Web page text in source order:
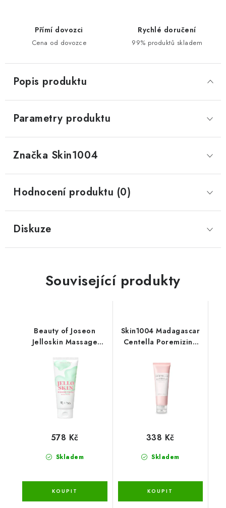
Přímí dovozci
Cena od dovozce
Rychlé doručení
99% produktů skladem
Popis produktu
Parametry produktu
Značka Skin1004
Hodnocení produktu (0)
Diskuze
Související produkty
Beauty of Joseon
Jelloskin Massage
200ml
Skladem
578 Kč
Skin1004 Madagascar
Centella Poremizing
125ml
Skladem
338 Kč